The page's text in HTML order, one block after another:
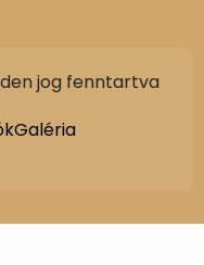
jog fenntartva
Galéria